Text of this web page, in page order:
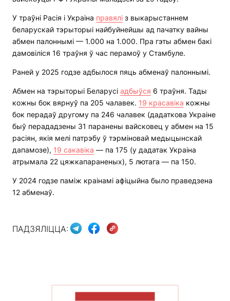
У траўні Расія і Украіна правялі з выкарыстаннем
беларускай тэрыторыі найбуйнейшы ад пачатку вайны
абмен палоннымі — 1.000 на 1.000. Пра гэты абмен бакі
дамовіліся 16 траўня ў час перамоў у Стамбуле.
Раней у 2025 годзе адбылося пяць абменаў палоннымі.
Абмен на тэрыторыі Беларусі адбыўся 6 траўня. Тады
кожны бок вярнуў па 205 чалавек. 19 красавіка кожны
бок перадаў другому па 246 чалавек (дадаткова Украіне
быў перададзены 31 паранены вайсковец у абмен на 15
расіян, якія мелі патрэбу ў тэрміновай медыцынскай
дапамозе), 19 сакавіка — па 175 (у дадатак Украіна
атрымала 22 цяжкапараненых), 5 лютага — па 150.
У 2024 годзе паміж краінамі афіцыйна было праведзена
12 абменаў.
ПАДЗЯЛІЦЦА: